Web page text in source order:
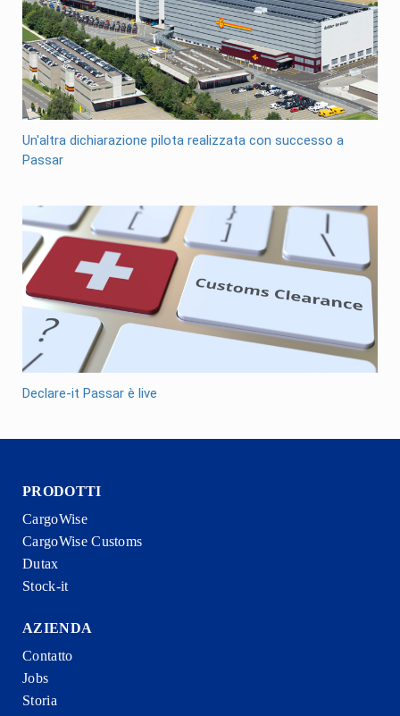
Un'altra dichiarazione pilota realizzata con successo a
Passar
Declare-it Passar è live
PRODOTTI
CargoWise
CargoWise Customs
Dutax
Stock-it
AZIENDA
Contatto
Jobs
Storia